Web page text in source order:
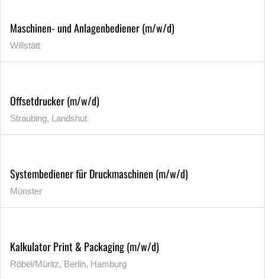
Maschinen- und Anlagenbediener (m/w/d)
Willstätt
Offsetdrucker (m/w/d)
Straubing, Landshut
Systembediener für Druckmaschinen (m/w/d)
Münster
Kalkulator Print & Packaging (m/w/d)
Röbel/Müritz, Berlin, Hamburg